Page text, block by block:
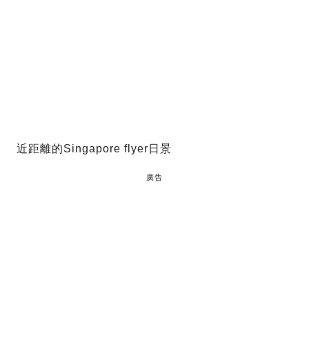
近距離的Singapore flyer日景
廣告